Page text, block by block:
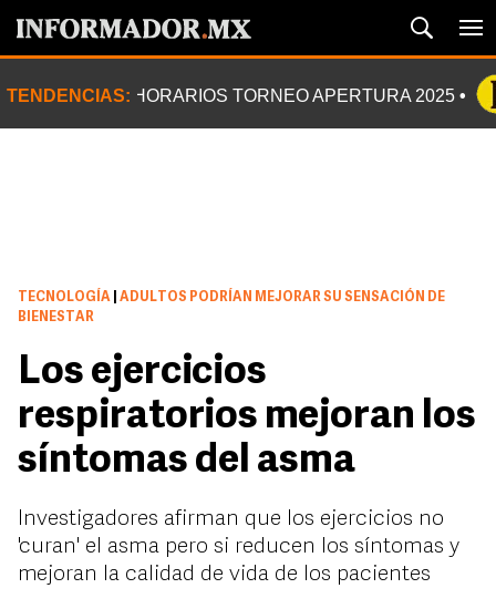
TENDENCIAS: HORARIOS TORNEO APERTURA 2025
TECNOLOGÍA
ADULTOS PODRÍAN MEJORAR SU SENSACIÓN DE
BIENESTAR
Los ejercicios
respiratorios mejoran los
síntomas del asma
Investigadores afirman que los ejercicios no
'curan' el asma pero si reducen los síntomas y
mejoran la calidad de vida de los pacientes